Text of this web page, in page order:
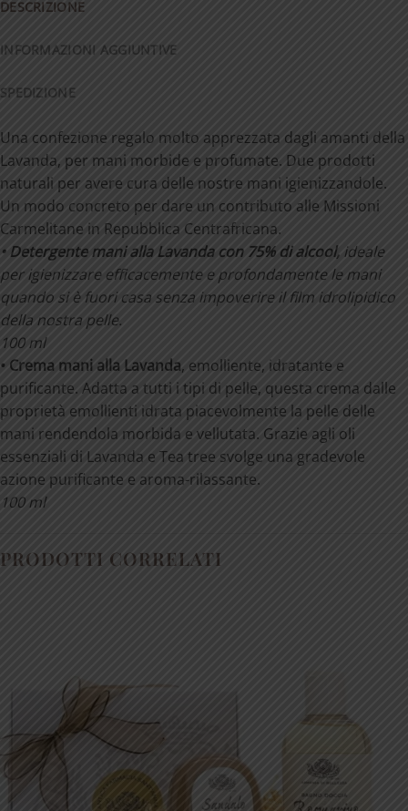
DESCRIZIONE
INFORMAZIONI AGGIUNTIVE
SPEDIZIONE
Una confezione regalo molto apprezzata dagli amanti della
Lavanda, per mani morbide e profumate. Due prodotti
naturali per avere cura delle nostre mani igienizzandole.
Un modo concreto per dare un contributo alle Missioni
Carmelitane in Repubblica Centrafricana.
• Detergente mani alla Lavanda con 75% di alcool, ideale
per igienizzare efficacemente e profondamente le mani
quando si è fuori casa senza impoverire il film idrolipidico
della nostra pelle.
100 ml
• Crema mani alla Lavanda, emolliente, idratante e
purificante. Adatta a tutti i tipi di pelle, questa crema dalle
proprietà emollienti idrata piacevolmente la pelle delle
mani rendendola morbida e vellutata. Grazie agli oli
essenziali di Lavanda e Tea tree svolge una gradevole
azione purificante e aroma-rilassante.
100 ml
PRODOTTI CORRELATI